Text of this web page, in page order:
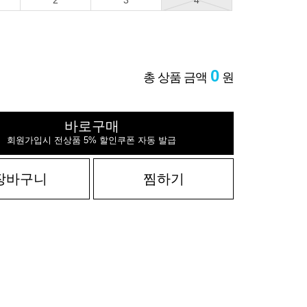
총 상품 금액 0 원
바로구매
회원가입시 전상품 5% 할인쿠폰 자동 발급
바구니 찜하기